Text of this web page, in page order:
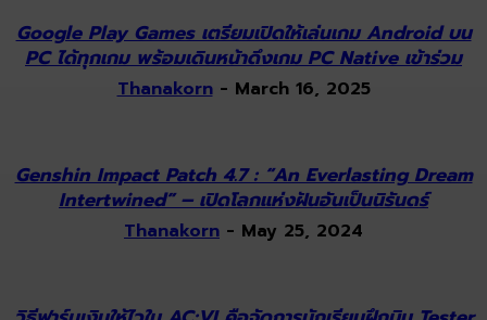
Google Play Games เตรียมเปิดให้เล่นเกม Android บน
PC ได้ทุกเกม พร้อมเดินหน้าดึงเกม PC Native เข้าร่วม
Thanakorn - March 16, 2025
Genshin Impact Patch 4.7 : “An Everlasting Dream
Intertwined” – เปิดโลกแห่งฝันอันเป็นนิรันดร์
Thanakorn - May 25, 2024